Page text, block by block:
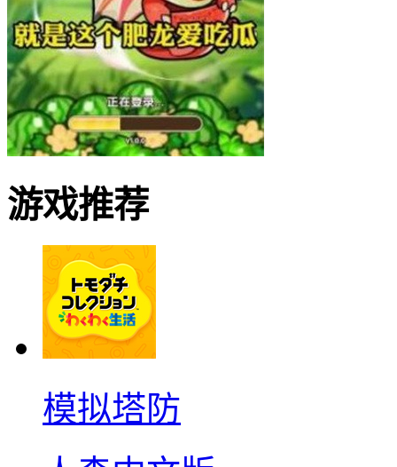
游戏推荐
模拟塔防